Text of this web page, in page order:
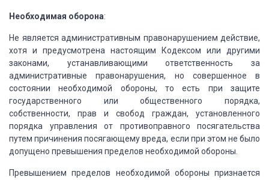
Необходимая оборона:
Не является административным правонарушением действие,
хотя и предусмотрена настоящим Кодексом или другими
законами, устанавливающими ответственность за
административные правонарушения, но совершенное в
состоянии необходимой обороны, то есть при защите
государственного или общественного порядка,
собственности, прав и свобод граждан, установленного
порядка управления от противоправного посягательства
путем причинения посягающему вреда, если при этом не было
допущено превышения пределов необходимой обороны.
Превышением пределов необходимой обороны признается